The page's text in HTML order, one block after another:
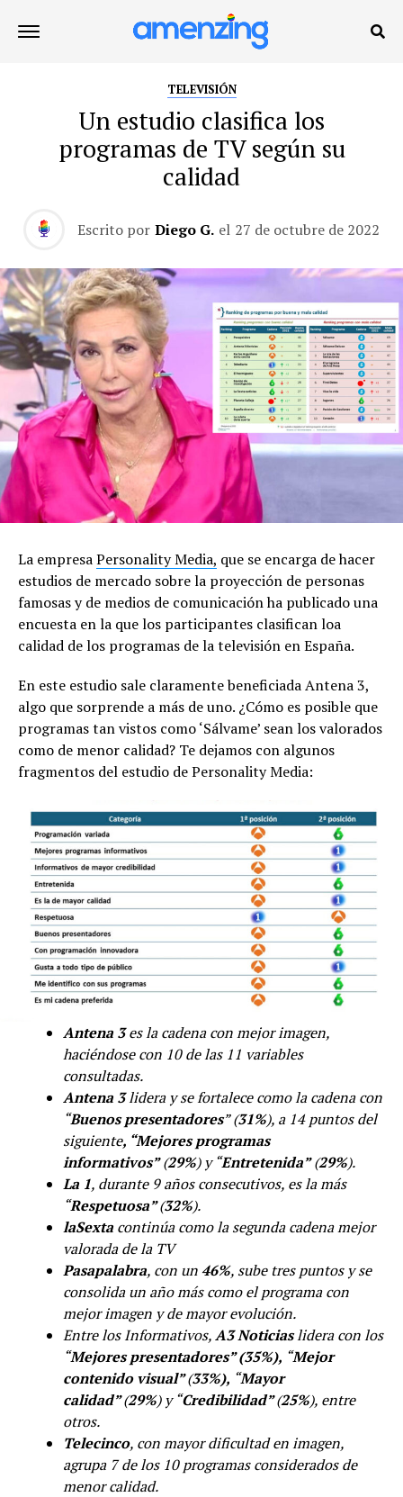
TELEVISIÓN
Un estudio clasifica los
programas de TV según su
calidad
Escrito por Diego G. el 27 de octubre de 2022
La empresaPersonality Media, que se encarga de hacer
estudios de mercado sobre la proyección de personas
famosas y de medios de comunicación ha publicado una
encuesta en la que los participantes clasifican loa
calidad de los programas de la televisión en España.
En este estudio sale claramente beneficiada Antena 3,
algo que sorprende a más de uno. ¿Cómo es posible que
programas tan vistos como ‘Sálvame’ sean los valorados
como de menor calidad? Te dejamos con algunos
fragmentos del estudio de Personality Media:
Antena 3es la cadena con mejor imagen,
haciéndose con 10 de las 11 variables
consultadas.
Antena 3lidera y se fortalece como la cadena con
“Buenos presentadores” (31%), a 14 puntos del
siguiente, “Mejores programas
informativos”(29%) y “Entretenida”(29%).
La 1, durante 9 años consecutivos, es la más
“Respetuosa”(32%).
laSexta continúa como la segunda cadena mejor
valorada de la TV
Pasapalabra, con un46%, sube tres puntos y se
consolida un año más como el programa con
mejor imagen y de mayor evolución.
Entre los Informativos,A3 Noticiaslidera con los
“Mejores presentadores” (35%), “Mejor
contenido visual”(33%), “Mayor
calidad”(29%) y “Credibilidad”(25%), entre
otros.
Telecinco, con mayor dificultad en imagen,
agrupa 7 de los 10 programas considerados de
menor calidad.